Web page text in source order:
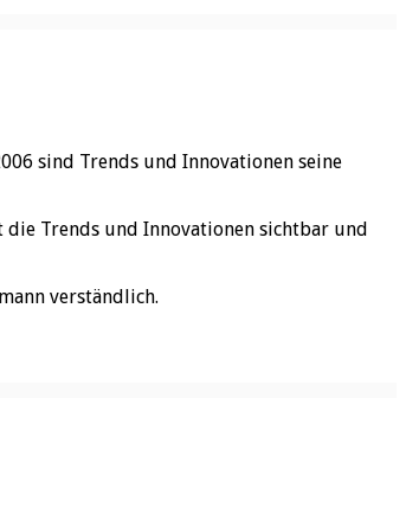
sind Trends und Innovationen seine
Trends und Innovationen sichtbar und
verständlich.